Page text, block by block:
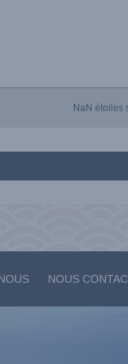
NaN étoiles
NOUS